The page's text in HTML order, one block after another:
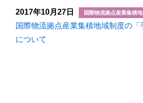
2017年10月27日 国際物流拠点産業集積
国際物流拠点産業集積地域制度の「
について